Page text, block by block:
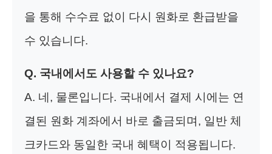
을 통해 수수료 없이 다시 원화로 환급받을
수 있습니다.
Q. 국내에서도 사용할 수 있나요?
A. 네, 물론입니다. 국내에서 결제 시에는 연
결된 원화 계좌에서 바로 출금되며, 일반 체
크카드와 동일한 국내 혜택이 적용됩니다.